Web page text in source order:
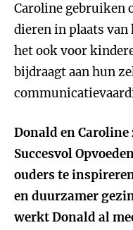
Caroline gebruiken
dieren in plaats
het ook voor
bijdraagt aan hun
Donald en
Succesvol
ouders te
en duurzamer
werkt Donald al